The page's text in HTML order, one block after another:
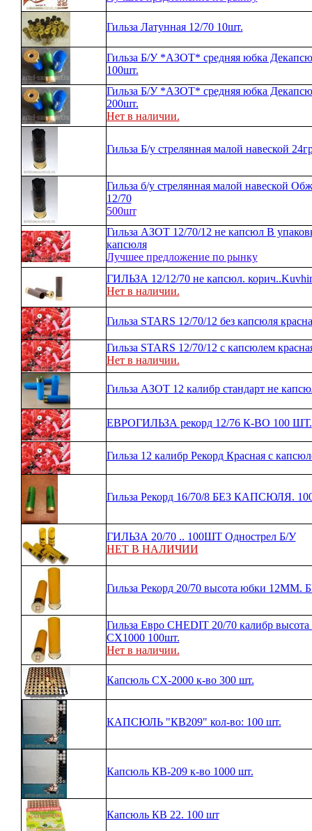
Гильза Латунная 12/70 10шт.
Гильза Б/У *АЗОТ* средняя юбка
100шт.
Гильза Б/У *АЗОТ* средняя юбка
200шт.
Нет в наличии.
Гильза Б/у стрелянная малой навеской
Гильза б/у стрелянная малой навеской
12/70
500шт
Гильза АЗОТ 12/70/12 не капсюл В
капсюля
Лучшее предложение по рынку
ГИЛЬЗА 12/12/70 не капсюл.
Нет в наличии.
Гильза STARS 12/70/12 без капсюля
Гильза STARS 12/70/12 с капсюлем
Нет в наличии.
Гильза АЗОТ 12 калибр стандарт не
ЕВРОГИЛЬЗА рекорд 12/76 К-ВО 100 ШТ.
Гильза 12 калибр Рекорд Красная с
Гильза Рекорд 16/70/8 БЕЗ КАПСЮЛЯ.
ГИЛЬЗА 20/70 .. 100ШТ Однострел Б/У
НЕТ В НАЛИЧИИ
Гильза Рекорд 20/70 высота юбки
Гильза Евро CHEDIT 20/70 калибр
СХ1000 100шт.
Нет в наличии.
Капсюль CX-2000 к-во 300 шт.
КАПСЮЛЬ "КВ209" кол-во: 100 шт.
Капсюль КВ-209 к-во 1000 шт.
Капсюль КВ 22. 100 шт